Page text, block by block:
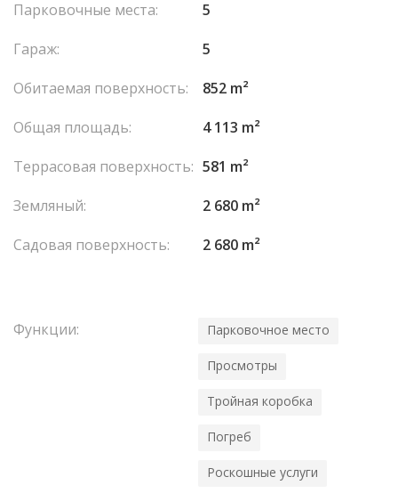
Парковочные места:
5
Гараж:
5
Обитаемая поверхность:
852 m²
Общая площадь:
4 113 m²
Террасовая поверхность: 581 m²
Земляный:
2 680 m²
Садовая поверхность:
2 680 m²
Функции: Парковочное место
Просмотры
Тройная коробка
Погреб
Роскошные услуги